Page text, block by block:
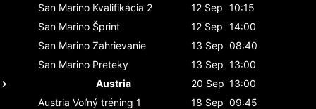
San Marino Kvalifikácia 2 12 Sep 10:15
San Marino Šprint 12 Sep 14:00
San Marino Zahrievanie 13 Sep 08:40
San Marino Preteky 13 Sep 13:00
Austria
20 Sep 13:00
Austria Voľný tréning 1 18 Sep 09:45